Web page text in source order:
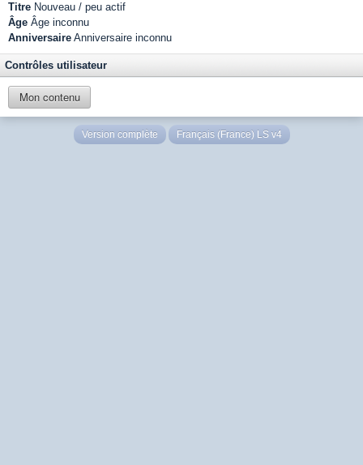
Titre Nouveau / peu actif
Âge Âge inconnu
Anniversaire Anniversaire inconnu
Contrôles utilisateur
Mon contenu
Version complète Français (France) LS v4